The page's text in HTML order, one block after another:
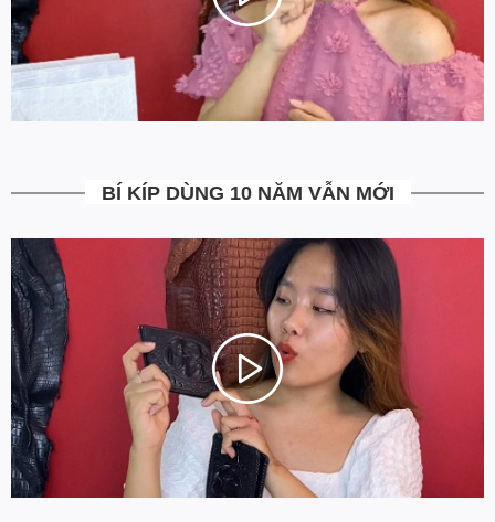
hàng không ưng ý. Ngoài ra Ovenis còn có chính sách đổi trả
trong vòng 7 ngày kể từ ngày nhận hàng(Xem chi tiết)
5. Miễn Phí Giao Hàng không?
Toàn bộ các đơn hàng từ 500k đều được Ovenis hỗ trợ giao hàng
Chúng tôi chọn cách tối ưu chi phí như không phân phối qua
trung gian, không cửa hàng để giảm chi phí vận hành (hàng sản
xuất từ xưởng đóng gói và vận chuyển trực tiếp tới tay người sử
dụng). Tập trung vào cải thiện chất lượng sản phẩm và nâng cao
dịch vụ chăm sóc khách hàng.
BÍ KÍP DÙNG 10 NĂM VẪN MỚI